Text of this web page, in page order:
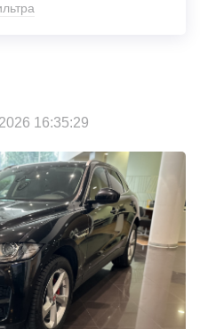
16:35:29